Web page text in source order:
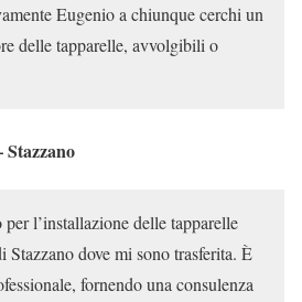
Eugenio a chiunque cerchi un
delle tapparelle, avvolgibili o
Stazzano
l’installazione delle tapparelle
Stazzano dove mi sono trasferita. È
fornendo una consulenza